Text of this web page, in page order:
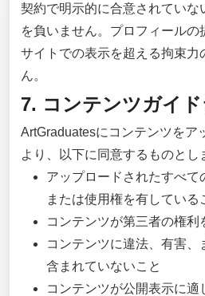
契約で明示的に合意されていな
を負いません。プロフィール
サイトでの表示を超える拘束力
ん。
7. コンテンツガイ
ArtGraduatesにコンテンツをア
より、以下に同意するものとし
アップロードされたすべて
または使用権を有している
コンテンツが第三者の権利
コンテンツに違法、有害
含まれていないこと
コンテンツが公開表示に適